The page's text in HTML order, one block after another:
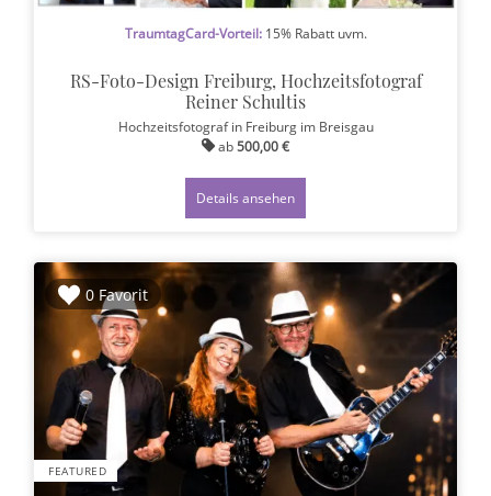
TraumtagCard-Vorteil:15% Rabatt uvm.
RS-Foto-Design Freiburg, Hochzeitsfotograf
Reiner Schultis
Hochzeitsfotografin Freiburg im Breisgau
ab500,00 €
Details ansehen
0 Favorit
FEATURED